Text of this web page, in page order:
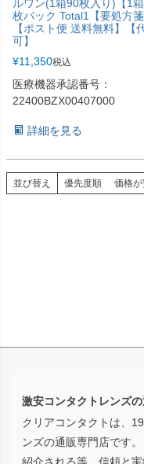
ルワン(1箱90枚入り)【1
枚パック Total1【要処方箋
【ポスト便 送料無料】【
可】
¥11,350税込
医療機器承認番号：
22400BZX00407000
詳細を見る
並び替え 優先度順 価格
激安コンタクトレンズ
クリアコンタクトは、
ンズの通販専門店です